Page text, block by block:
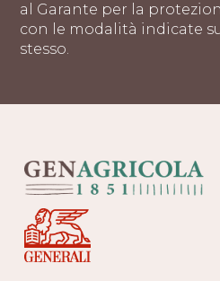
al Garante per la
con le modalità indicate
stesso.